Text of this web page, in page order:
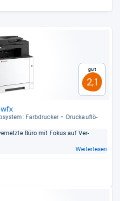
Gut
2,1
Farb­dru­cker
Druck­auf­lö­
Büro mit Fokus auf Ver­
Weiterlesen